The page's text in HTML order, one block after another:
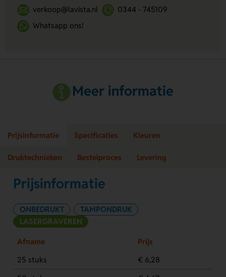
verkoop@lavista.nl
0344 - 745109
Whatsapp ons!
Meer informatie
Prijsinformatie Specificaties Kleuren
Druktechnieken Bestelproces Levering
Prijsinformatie
ONBEDRUKT
TAMPONDRUK
LASERGRAVEREN
Afname
Prijs
25 stuks
€ 6,28